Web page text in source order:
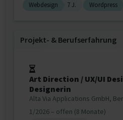
Webdesign
7 J. Wordpress
Projekt‐ & Berufserfahrung
Art Direction / UX/UI
Designerin
Alta Via Applications GmbH,
1/2026 – offen (8 Monate)